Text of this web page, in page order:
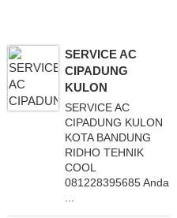
SERVICE AC
CIPADUNG
KULON
SERVICE AC
CIPADUNG KULON
KOTA BANDUNG
RIDHO TEHNIK
COOL
081228395685 Anda